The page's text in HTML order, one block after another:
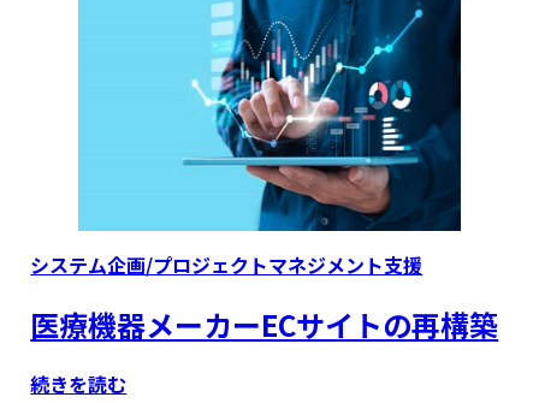
Type
システム企画/プロジェクトマネジメント支援
医療機器メーカーECサイトの再構築
続きを読む